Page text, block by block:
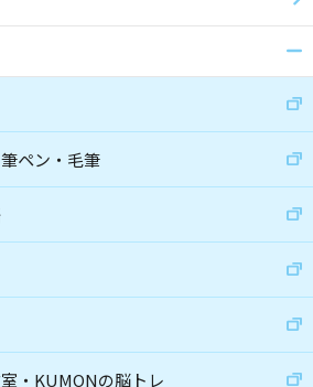
ペン・毛筆
・KUMONの脳トレ